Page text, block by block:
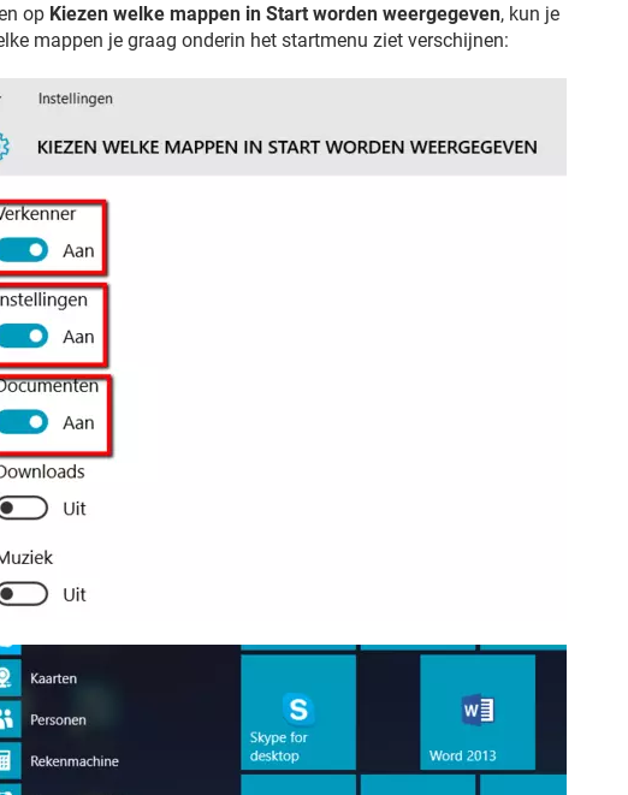
op Kiezen welke mappen in Start worden weergegeven, kun je
mappen je graag onderin het startmenu ziet verschijnen: